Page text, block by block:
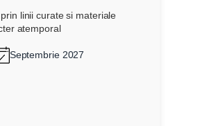
linii curate si materiale
atemporal
Septembrie 2027